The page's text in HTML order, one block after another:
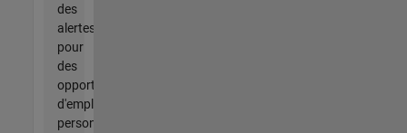
des
alertes
pour
des
opportunités
d'emploi
personnalisées,